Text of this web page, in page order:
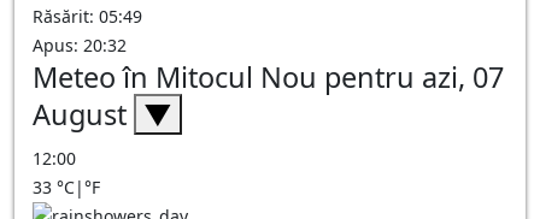
Răsărit: 05:49
Apus: 20:32
Meteo în Mitocul Nou pentru azi, 07
August ▼
12:00
33 °C|°F